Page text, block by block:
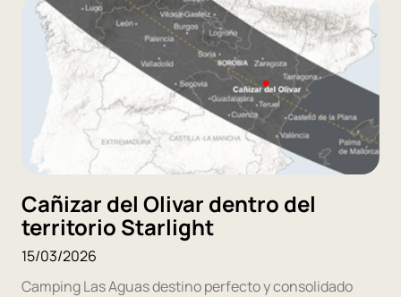
Cañizar del Olivar dentro del
territorio Starlight
15/03/2026
Camping Las Aguas destino perfecto y consolidado